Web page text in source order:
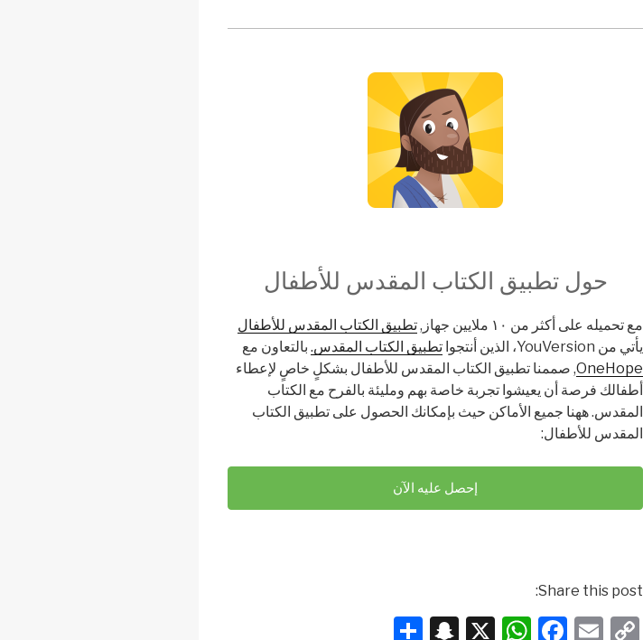
حول تطبيق الكتاب المقدس للأطفال
مع تحميله على أكثر من ١٠ ملايين جهاز,
تطبيق الكتاب المقدس للأطفال
يأتي من YouVersion، الذين أنتجوا
تطبيق الكتاب المقدس.بالتعاون مع
OneHope, صممنا تطبيق الكتاب المقدس للأطفال بشكلٍ خاصٍ لإعطاء
أطفالك فرصة أن يعيشوا تجربة خاصة بهم ومليئة بالفرح مع الكتاب
المقدس. ههنا جميع الأماكن حيث بإمكانك الحصول على تطبيق الكتاب
المقدس للأطفال:
إحصل عليه الآن
Share this post:
C
E
F
W
X
S
S